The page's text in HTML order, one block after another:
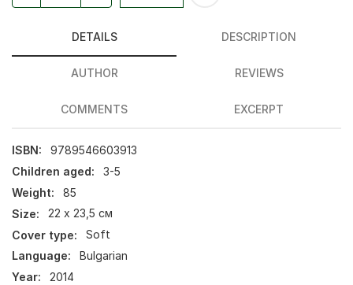
DETAILS DESCRIPTION
AUTHOR REVIEWS
COMMENTS EXCERPT
ISBN:
9789546603913
Children aged:
3-5
Weight:
85
Size:
22 х 23,5 см
Cover type:
Soft
Language:
Bulgarian
Year:
2014